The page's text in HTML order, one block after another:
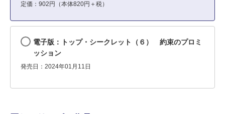
定価：902円（本体820円＋税）
電子版：トップ・シークレット（６） 約束のプロミ
ッション
発売日：2024年01月11日